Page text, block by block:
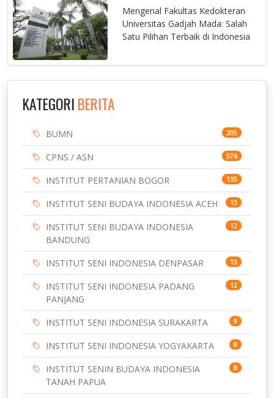
Mengenal Fakultas Kedokteran
Universitas Gadjah Mada: Salah
Satu Pilihan Terbaik di Indonesia
KATEGORI BERITA
BUMN 205
CPNS / ASN 576
INSTITUT PERTANIAN BOGOR 135
INSTITUT SENI BUDAYA INDONESIA ACEH 13
INSTITUT SENI BUDAYA INDONESIA
BANDUNG
12
INSTITUT SENI INDONESIA DENPASAR 13
INSTITUT SENI INDONESIA PADANG
PANJANG
12
INSTITUT SENI INDONESIA SURAKARTA 9
INSTITUT SENI INDONESIA YOGYAKARTA 8
INSTITUT SENIN BUDAYA INDONESIA
TANAH PAPUA
8